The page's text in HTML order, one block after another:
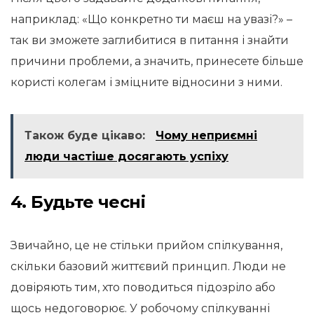
наприклад: «Що конкретно ти маєш на увазі?» –
так ви зможете заглибитися в питання і знайти
причини проблеми, а значить, принесете більше
користі колегам і зміцните відносини з ними.
Також буде цікаво:
Чому неприємні
люди частіше досягають успіху
4. Будьте чесні
Звичайно, це не стільки прийом спілкування,
скільки базовий життєвий принцип. Люди не
довіряють тим, хто поводиться підозріло або
щось недоговорює. У робочому спілкуванні